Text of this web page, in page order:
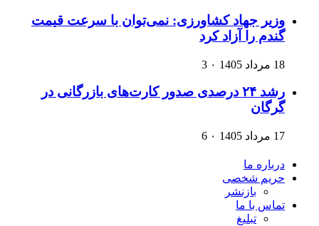
وزیر جهاد کشاورزی: نمی‌توان با سرعت قیمت
گندم را آزاد کرد
18 مرداد 1405 ۰ 3
رشد ۲۴ درصدی صدور کارت‌های بازرگانی در
گرگان
17 مرداد 1405 ۰ 6
درباره ما
حریم شخصی
بازنشر
تماس با ما
تبلیغ